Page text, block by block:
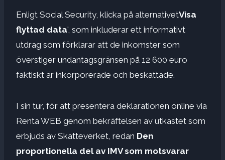
Enligt Social Security, klicka på alternativetVisa
flyttad data', som inkluderar ett informativt
utdrag som förklarar att de inkomster som
överstiger undantagsgränsen på 12 600 euro
faktiskt är inkorporerade och beskattade.
I sin tur, för att presentera deklarationen online via
Renta WEB genom bekräftelsen av utkastet som
erbjuds av Skatteverket, redan Den
proportionella del av IMV som motsvarar